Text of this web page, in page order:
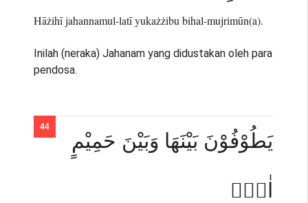
Hāżihī jahannamul-latī yukażżibu bihal-mujrimūn(a).
Inilah (neraka) Jahanam yang didustakan oleh para
pendosa.
يَطُوْفُوْنَ بَيْنَهَا وَبَيْنَ حَمِيْمٍ
اٰنٍۚ